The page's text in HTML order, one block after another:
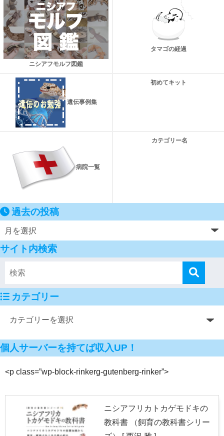
ニシアフモルフ図鑑
タマゴの経過
遺伝事例集
初めてキット
病院一覧
カテゴリー名
過去の投稿
サイト内検索
カテゴリー
個人サーバーを持てば収入UP！
<p class=”wp-block-rinkerg-gutenberg-rinker”>
ニシアフリカトカゲモドキの
教科書 （飼育の教科書シリー